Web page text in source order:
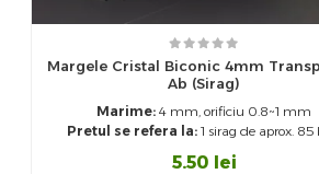
Margele Cristal Biconic 4mm
Ab (sirag)
Marime: 4 mm, orificiu 0.8~1 mm
Pretul se refera la:1 sirag de aprox. 85
5.50 lei